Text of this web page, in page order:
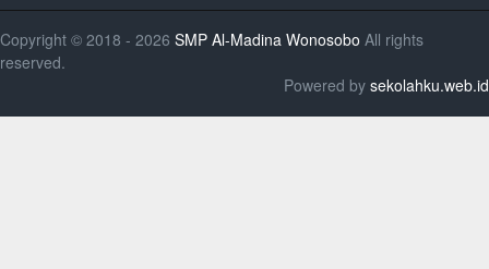
Copyright © 2018 - 2026 SMP Al-Madina Wonosobo All rights
reserved.
Powered by sekolahku.web.id